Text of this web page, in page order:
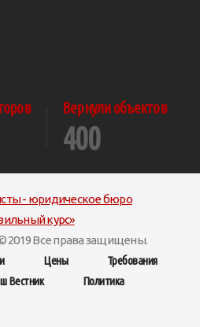
Вернули объектов
400
- юридическое бюро
курс»
2019 Все права защищены.
Цены
Требования
Вестник
Политика